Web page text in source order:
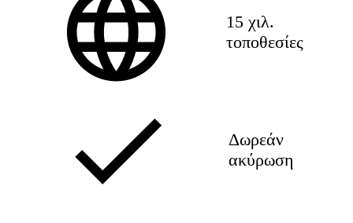
15 χιλ.
τοποθεσίες
Δωρεάν
ακύρωση